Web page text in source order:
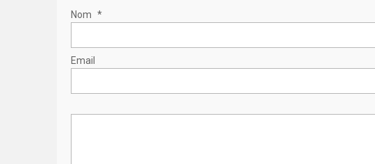
Nom *
Email